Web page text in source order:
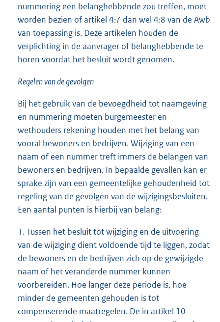
nummering een belanghebbende zou treffen, moet
worden bezien of artikel 4:7 dan wel 4:8 van de Awb
van toepassing is. Deze artikelen houden de
verplichting in de aanvrager of belanghebbende te
horen voordat het besluit wordt genomen.
Regelen van de gevolgen
Bij het gebruik van de bevoegdheid tot naamgeving
en nummering moeten burgemeester en
wethouders rekening houden met het belang van
vooral bewoners en bedrijven. Wijziging van een
naam of een nummer treft immers de belangen van
bewoners en bedrijven. In bepaalde gevallen kan er
sprake zijn van een gemeentelijke gehoudenheid tot
regeling van de gevolgen van de wijzigingsbesluiten.
Een aantal punten is hierbij van belang:
1. Tussen het besluit tot wijziging en de uitvoering
van de wijziging dient voldoende tijd te liggen, zodat
de bewoners en de bedrijven zich op de gewijzigde
naam of het veranderde nummer kunnen
voorbereiden. Hoe langer deze periode is, hoe
minder de gemeenten gehouden is tot
compenserende maatregelen. De in artikel 10